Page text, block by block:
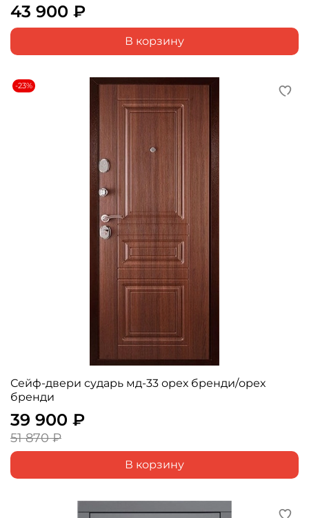
43 900 ₽
В корзину
-23%
Сейф-двери сударь мд-33 орех бренди/орех
бренди
39 900 ₽
51 870 ₽
В корзину